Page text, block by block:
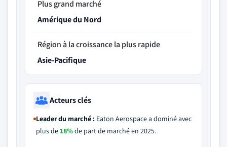
Plus grand marché
Amérique du Nord
Région à la croissance la plus rapide
Asie-Pacifique
Acteurs clés
Leader du marché : Eaton Aerospace a dominé avec
plus de18%de part de marché en 2025.